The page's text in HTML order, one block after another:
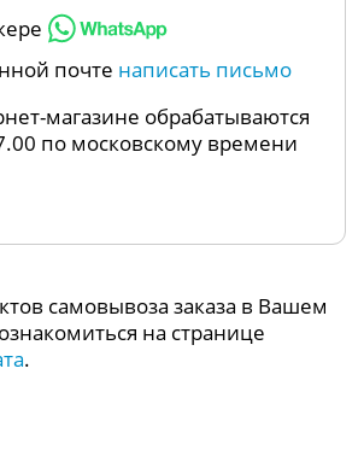
почте написать письмо
магазине обрабатываются
по московскому времени
самовывоза заказа в Вашем
на странице
.